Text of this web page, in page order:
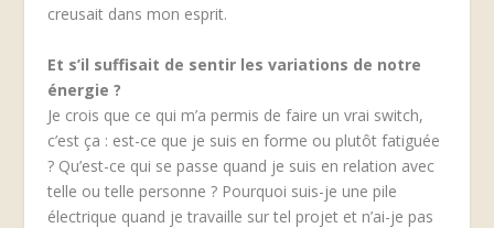
creusait dans mon esprit.
Et s’il suffisait de sentir les variations de notre
énergie ?
Je crois que ce qui m’a permis de faire un vrai switch,
c’est ça : est-ce que je suis en forme ou plutôt fatiguée
? Qu’est-ce qui se passe quand je suis en relation avec
telle ou telle personne ? Pourquoi suis-je une pile
électrique quand je travaille sur tel projet et n’ai-je pas